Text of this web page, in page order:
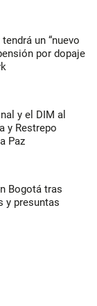
un “nuevo
por dopaje
y el DIM al
y Restrepo
Paz
Bogotá tras
y presuntas